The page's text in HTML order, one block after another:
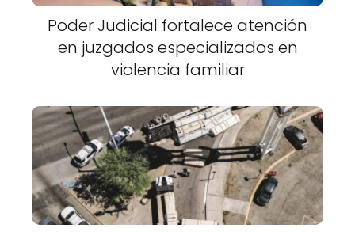
Poder Judicial fortalece atención
en juzgados especializados en
violencia familiar